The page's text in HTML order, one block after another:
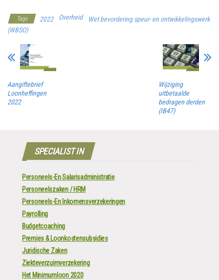
Tags 2022 Overheid
Wet bevordering speur- en ontwikkelingswerk
(WBSO)
Aangiftebrief
Loonheffingen
2022
Wijziging
uitbetaalde
bedragen derden
(IB47)
SPECIALIST IN
Personeels-En Salarisadministratie
Personeelszaken / HRM
Personeels-En Inkomensverzekeringen
Payrolling
Budgetcoaching
Premies & Loonkostensubsidies
Juridische Zaken
Ziekteverzuimverzekering
Het Minimumloon 2020